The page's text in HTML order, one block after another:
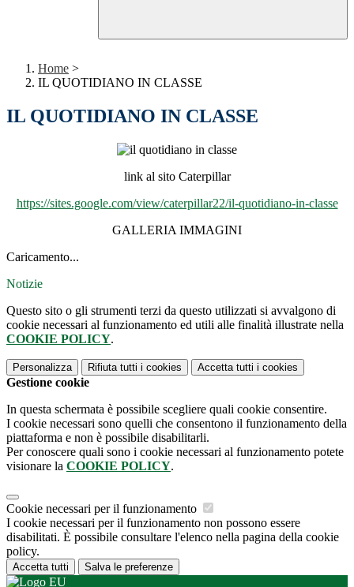
Home >
IL QUOTIDIANO IN CLASSE
IL QUOTIDIANO IN CLASSE
link al sito Caterpillar
https://sites.google.com/view/caterpillar22/il-quotidiano-in-classe
GALLERIA IMMAGINI
Caricamento...
Notizie
Questo sito o gli strumenti terzi da questo utilizzati si avvalgono di
cookie necessari al funzionamento ed utili alle finalità illustrate nella
COOKIE POLICY.
Personalizza Rifiuta tutti i cookies Accetta tutti i cookies
Gestione cookie
In questa schermata è possibile scegliere quali cookie consentire.
I cookie necessari sono quelli che consentono il funzionamento della
piattaforma e non è possibile disabilitarli.
Per conoscere quali sono i cookie necessari al funzionamento potete
visionare la COOKIE POLICY.
Cookie necessari per il funzionamento
I cookie necessari per il funzionamento non possono essere
disabilitati. È possibile consultare l'elenco nella pagina della cookie
policy.
Accetta tutti Salva le preferenze